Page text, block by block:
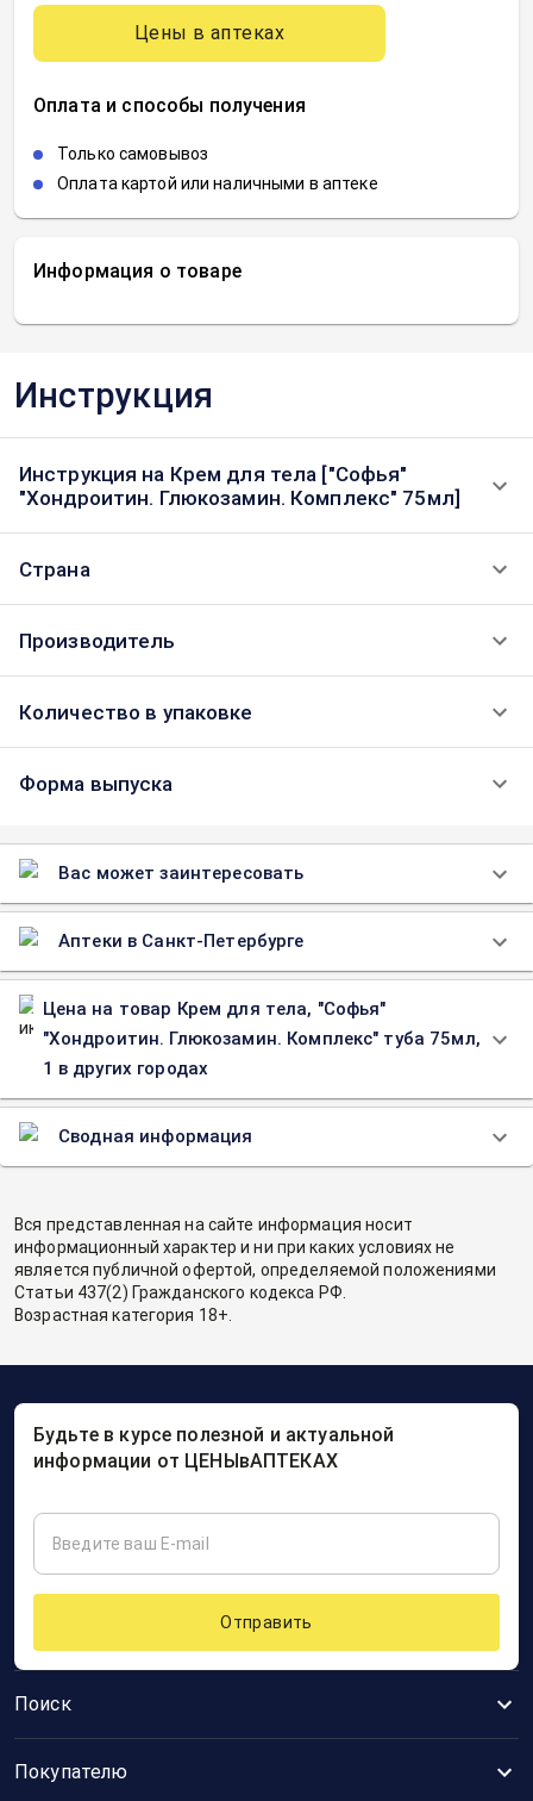
Информация о товаре
Цены в аптеках
Оплата и способы получения
Только самовывоз
Оплата картой или наличными в аптеке
Инструкция
Инструкция на Крем для тела ["Софья"
"Хондроитин. Глюкозамин. Комплекс" 75мл]
Страна
Производитель
Количество в упаковке
Форма выпуска
Вас может заинтересовать
Аптеки в Санкт-Петербурге
Цена на товар Крем для тела, "Софья"
"Хондроитин. Глюкозамин. Комплекс" туба 75мл,
1 в других городах
Сводная информация
Вся представленная на сайте информация носит
информационный характер и ни при каких условиях не
является публичной офертой, определяемой положениями
Статьи 437(2) Гражданского кодекса РФ.
Возрастная категория 18+.
Поиск
Покупателю
Будьте в курсе полезной и актуальной
информации от ЦЕНЫвАПТЕКАХ
Отправить